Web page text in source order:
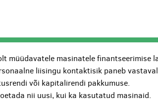
müüdavatele masinatele finantseerimise
liisingu kontaktisik paneb
või kapitalirendi pakkumuse.
nii uusi, kui ka kasutatud masinaid.